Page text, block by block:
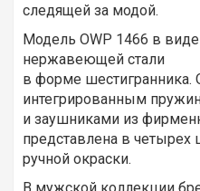
следящей за модой.
Модель OWP 1466 в
нержавеющей стали
в форме шестигранника.
интегрированным
и заушниками из
представлена в четырех
ручной окраски.